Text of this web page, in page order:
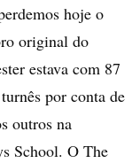
hoje o
original do
estava com 87
por conta de
outros na
School. O The